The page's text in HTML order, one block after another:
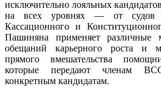
исключительно лояльных
на всех уровнях — от судов
Кассационного и
Пашиняна применяет
обещаний карьерного роста и
прямого вмешательства
которые передают членам
конкретным кандидатам.